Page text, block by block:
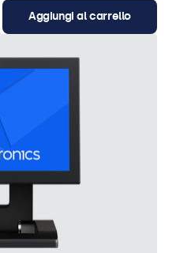
Aggiungi al carrello